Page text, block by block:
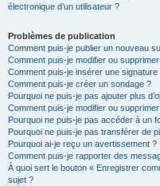
électronique d’un utilisateur ?
Problèmes de publication
Comment puis-je publier un nouveau
Comment puis-je modifier ou
Comment puis-je insérer une
Comment puis-je créer un sondage ?
Pourquoi ne puis-je pas ajouter plus
Comment puis-je modifier ou
Pourquoi ne puis-je pas accéder à un
Pourquoi ne puis-je pas transférer de
Pourquoi ai-je reçu un avertissement ?
Comment puis-je rapporter des
À quoi sert le bouton « Enregistrer
sujet ?